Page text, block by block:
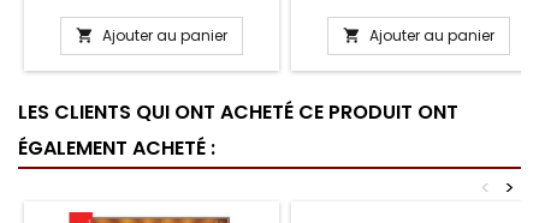
 Ajouter au panier  Ajouter au panier
LES CLIENTS QUI ONT ACHETÉ CE PRODUIT ONT
ÉGALEMENT ACHETÉ :
>
<